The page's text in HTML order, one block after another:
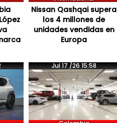
Nissan Qashqai supera
los 4 millones de
unidades vendidas en
Europa
Jul 17 /26 15:58